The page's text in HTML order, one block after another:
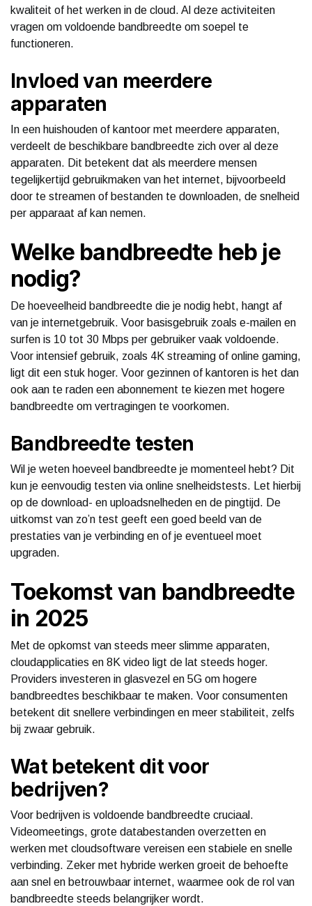
kwaliteit of het werken in de cloud. Al deze activiteiten
vragen om voldoende bandbreedte om soepel te
functioneren.
Invloed van meerdere
apparaten
In een huishouden of kantoor met meerdere apparaten,
verdeelt de beschikbare bandbreedte zich over al deze
apparaten. Dit betekent dat als meerdere mensen
tegelijkertijd gebruikmaken van het internet, bijvoorbeeld
door te streamen of bestanden te downloaden, de snelheid
per apparaat af kan nemen.
Welke bandbreedte heb je
nodig?
De hoeveelheid bandbreedte die je nodig hebt, hangt af
van je internetgebruik. Voor basisgebruik zoals e-mailen en
surfen is 10 tot 30 Mbps per gebruiker vaak voldoende.
Voor intensief gebruik, zoals 4K streaming of online gaming,
ligt dit een stuk hoger. Voor gezinnen of kantoren is het dan
ook aan te raden een abonnement te kiezen met hogere
bandbreedte om vertragingen te voorkomen.
Bandbreedte testen
Wil je weten hoeveel bandbreedte je momenteel hebt? Dit
kun je eenvoudig testen via online snelheidstests. Let hierbij
op de download- en uploadsnelheden en de pingtijd. De
uitkomst van zo’n test geeft een goed beeld van de
prestaties van je verbinding en of je eventueel moet
upgraden.
Toekomst van bandbreedte
in 2025
Met de opkomst van steeds meer slimme apparaten,
cloudapplicaties en 8K video ligt de lat steeds hoger.
Providers investeren in glasvezel en 5G om hogere
bandbreedtes beschikbaar te maken. Voor consumenten
betekent dit snellere verbindingen en meer stabiliteit, zelfs
bij zwaar gebruik.
Wat betekent dit voor
bedrijven?
Voor bedrijven is voldoende bandbreedte cruciaal.
Videomeetings, grote databestanden overzetten en
werken met cloudsoftware vereisen een stabiele en snelle
verbinding. Zeker met hybride werken groeit de behoefte
aan snel en betrouwbaar internet, waarmee ook de rol van
bandbreedte steeds belangrijker wordt.